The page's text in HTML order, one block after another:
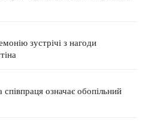
зустрічі з нагоди
означає обопільний